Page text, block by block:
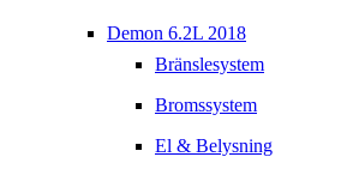
Demon 6.2L 2018
Bränslesystem
Bromssystem
El & Belysning